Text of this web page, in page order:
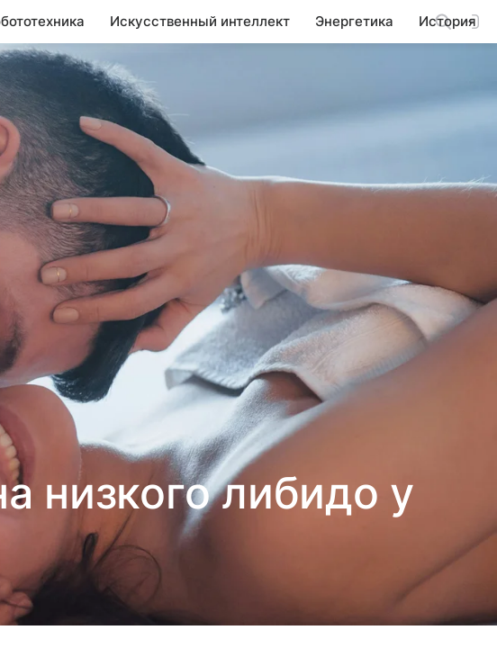
Искусственный интеллект Энергетика История
низкого либидо у